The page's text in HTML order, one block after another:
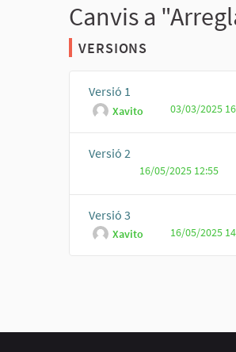
Canvis a
VERSIONS
Versió 1
Xavito 03/03/2025
Versió 2
16/05/2025 12:55
Versió 3
Xavito 16/05/2025